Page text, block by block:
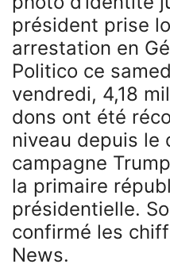
président prise
arrestation en
Politico ce
vendredi, 4,18
dons ont été
niveau depuis le
campagne
la primaire
présidentielle.
confirmé les
News.